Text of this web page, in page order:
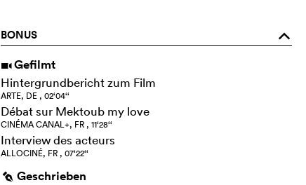
BONUS o
i Gefilmt
Hintergrundbericht zum Film
ARTE, DE , 02‘04‘‘
Débat sur Mektoub my love
CINÉMA CANAL+, FR , 11‘28‘‘
Interview des acteurs
ALLOCINÉ, FR , 07‘22‘‘
g Geschrieben